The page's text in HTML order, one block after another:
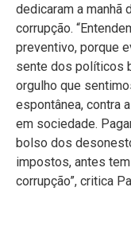
dedicaram a manhã
corrupção.
preventivo, porque
sente dos políticos
orgulho que
espontânea, contra
em sociedade.
bolso dos
impostos, antes
corrupção”, critica